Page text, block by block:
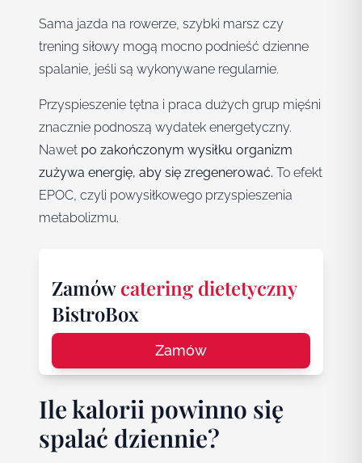
Sama jazda na rowerze, szybki marsz czy
trening siłowy mogą mocno podnieść dzienne
spalanie, jeśli są wykonywane regularnie.
Przyspieszenie tętna i praca dużych grup mięśni
znacznie podnoszą wydatek energetyczny.
Nawet po zakończonym wysiłku organizm
zużywa energię, aby się zregenerować. To efekt
EPOC, czyli powysiłkowego przyspieszenia
metabolizmu.
Zamówcatering dietetyczny
BistroBox
Zamów
Ile kalorii powinno się
spalać dziennie?